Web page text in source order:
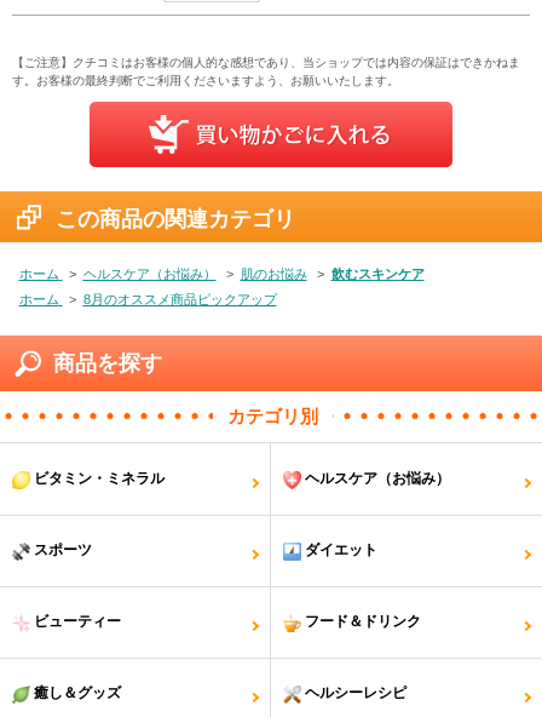
【ご注意】クチコミはお客様の個人的な感想であり、当ショップでは内容の保証はできかねま
す。お客様の最終判断でご利用くださいますよう、お願いいたします。
この商品の関連カテゴリ
ホーム > ヘルスケア（お悩み） > 肌のお悩み > 飲むスキンケア
ホーム
> 8月のオススメ商品ピックアップ
商品を探す
カテゴリ別
ビタミン・ミネラル ヘルスケア（お悩み）
スポーツ ダイエット
ビューティー フード＆ドリンク
癒し＆グッズ ヘルシーレシピ